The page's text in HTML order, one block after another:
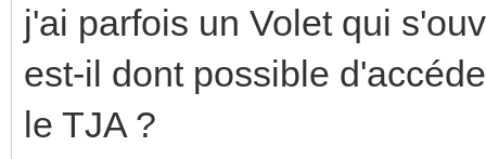
j'ai parfois un Volet qui
est-il dont possible
le TJA ?